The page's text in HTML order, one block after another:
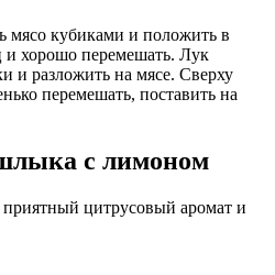
мясо кубиками и положить в
и хорошо перемешать. Лук
и разложить на мясе. Сверху
перемешать, поставить на
с лимоном
цитрусовый аромат и